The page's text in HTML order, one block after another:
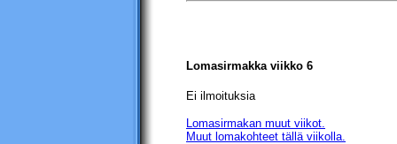
Lomasirmakkaviikko 6
Ei ilmoituksia
Lomasirmakan muut viikot.
Muut lomakohteet tällä viikolla.